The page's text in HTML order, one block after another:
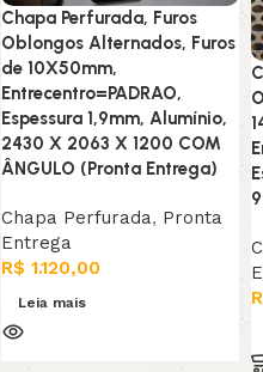
Chapa Perfurada, Furos
Oblongos Alternados, Furos
de 10X50mm,
Entrecentro=PADRAO,
Espessura 1,9mm, Alumínio,
2430 X 2063 X 1200 COM
ÂNGULO (Pronta Entrega)
Chapa Perfurada, Pronta
Entrega
R$ 1.120,00
Leia mais